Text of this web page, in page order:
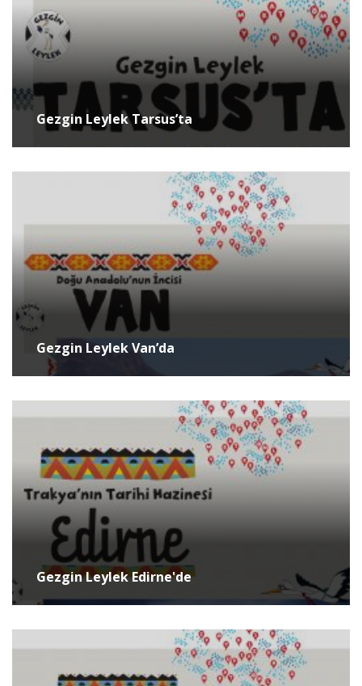
Gezgin Leylek Tarsus’ta
Gezgin Leylek Van’da
Gezgin Leylek Edirne'de